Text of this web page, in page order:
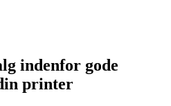
indenfor gode
printer